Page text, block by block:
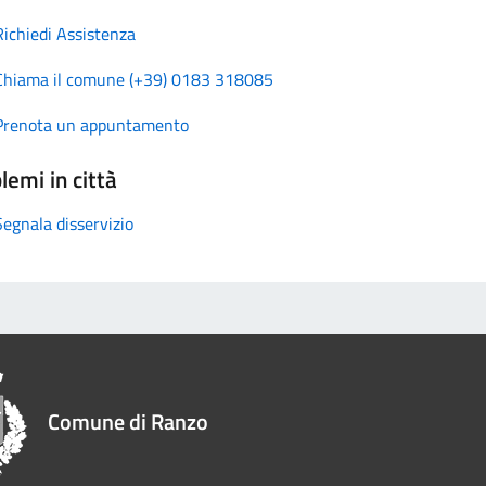
Assistenza
il comune (+39) 0183 318085
un appuntamento
in città
disservizio
Comune di Ranzo